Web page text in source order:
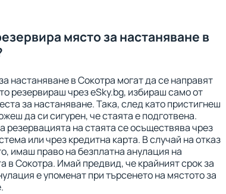
място за настаняване в
настаняване в Сокотра могат да се направят
резервираш чрез eSky.bg, избираш само от
за настаняване. Така, след като пристигнеш
да си сигурен, че стаята е подготвена.
резервацията на стаята се осъществява чрез
или чрез кредитна карта. В случай на отказ
имаш право на безплатна анулация на
в Сокотра. Имай предвид, че крайният срок за
е упоменат при търсенето на мястото за